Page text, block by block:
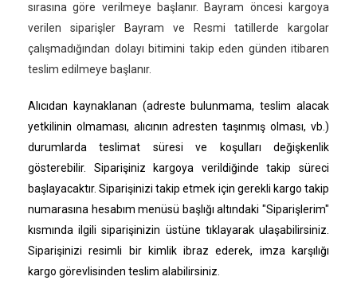
sırasına göre verilmeye başlanır. Bayram öncesi kargoya
verilen siparişler Bayram ve Resmi tatillerde kargolar
çalışmadığından dolayı bitimini takip eden günden itibaren
teslim edilmeye başlanır.
Alıcıdan kaynaklanan (adreste bulunmama, teslim alacak
yetkilinin olmaması, alıcının adresten taşınmış olması, vb.)
durumlarda teslimat süresi ve koşulları değişkenlik
gösterebilir. Siparişiniz kargoya verildiğinde takip süreci
başlayacaktır. Siparişinizi takip etmek için gerekli kargo takip
numarasına hesabım menüsü başlığı altındaki "Siparişlerim"
kısmında ilgili siparişinizin üstüne tıklayarak ulaşabilirsiniz.
Siparişinizi resimli bir kimlik ibraz ederek, imza karşılığı
kargo görevlisinden teslim alabilirsiniz.